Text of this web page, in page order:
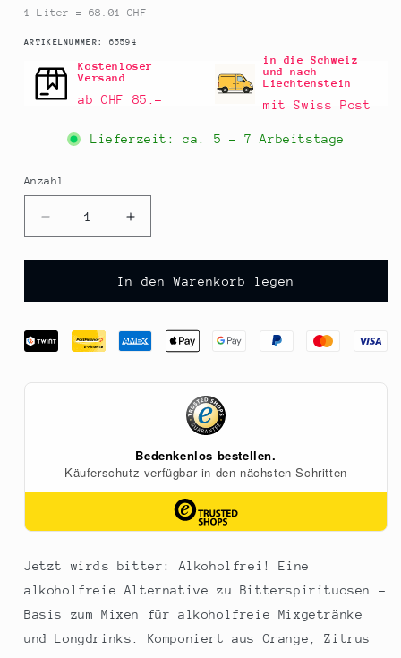
1 Liter = 68.01 CHF
ARTIKELNUMMER: SKU:
65594
Kostenloser
Versand
ab CHF 85.–
in die Schweiz
und nach
Liechtenstein
mit Swiss Post
Lieferzeit: ca. 5 - 7 Arbeitstage
Anzahl
Anzahl
Verringere
die
Menge
Freikopf
sunpero
best
Erhöhe
die
Menge
für
Freikopf
sunpero
best
alkoholfrei,
ml
In den Warenkorb legen
Jetzt wirds bitter: Alkoholfrei! Eine
alkoholfreie Alternative zu Bitterspirituosen -
Basis zum Mixen für alkoholfreie Mixgetränke
und Longdrinks. Komponiert aus Orange, Zitrus